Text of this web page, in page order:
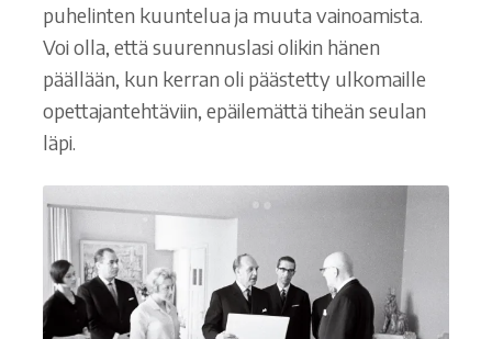
puhelinten kuuntelua ja muuta vainoamista.
Voi olla, että suurennuslasi olikin hänen
päällään, kun kerran oli päästetty ulkomaille
opettajantehtäviin, epäilemättä tiheän seulan
läpi.